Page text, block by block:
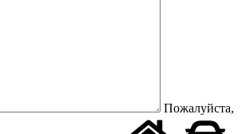
Пожалуйста,